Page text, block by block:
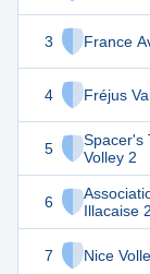
3 France
4 Fréjus
5
Spacer's
Volley 2
6
Illacaise 2
7 Nice